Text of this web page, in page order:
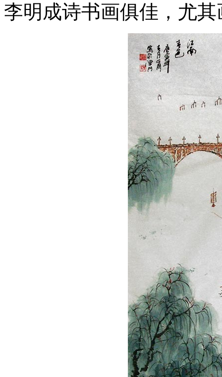
李明成诗书画俱佳，尤